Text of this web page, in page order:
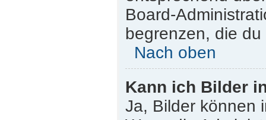
Board-
begrenzen, die
Nach oben
Kann ich Bilder
Ja, Bilder können